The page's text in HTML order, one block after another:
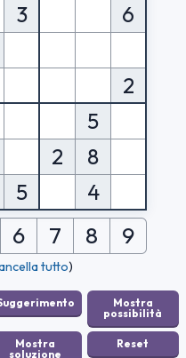
3
6
2
5
2
8
5 4
6 7 8 9
tutto)